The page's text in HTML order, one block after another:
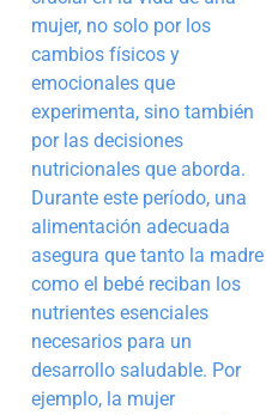
mujer, no solo por los
cambios físicos y
emocionales que
experimenta, sino también
por las decisiones
nutricionales que aborda.
Durante este período, una
alimentación adecuada
asegura que tanto la madre
como el bebé reciban los
nutrientes esenciales
necesarios para un
desarrollo saludable. Por
ejemplo, la mujer